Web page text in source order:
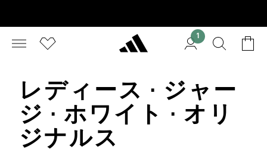
1
レディース · ジャー
ジ · ホワイト · オリ
ジナルス